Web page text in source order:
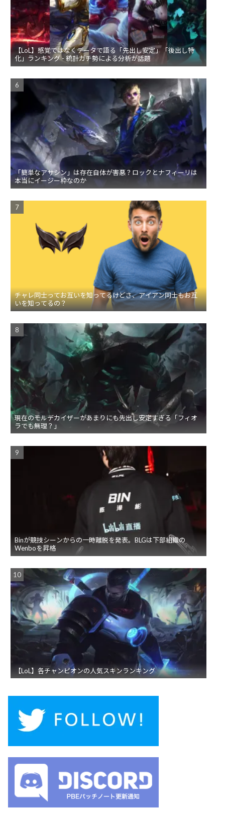
【LoL】感覚ではなくデータで語る「先出し安定」「後出し特
化」ランキング - 統計ガチ勢による分析が話題
「簡単なアサシン」は存在自体が害悪？ロックとナフィーリは
本当にイージー枠なのか
チャレ同士ってお互いを知ってるけどさ、アイアン同士もお互
いを知ってるの？
現在のモルデカイザーがあまりにも先出し安定すぎる「フィオ
ラでも無理？」
Binが競技シーンからの一時離脱を発表。BLGは下部組織の
Wenboを昇格
【LoL】各チャンピオンの人気スキンランキング